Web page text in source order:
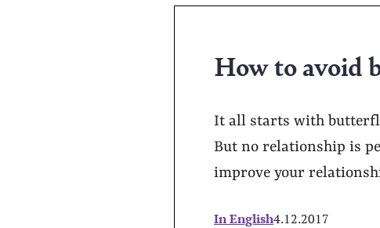
How to avoid
It all starts with
But no relationship is
improve your
In English4.12.2017